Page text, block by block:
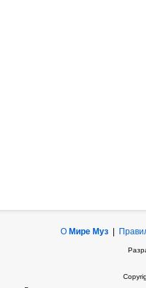
О Мире Муз|